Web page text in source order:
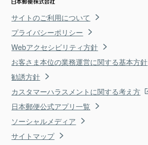
サイトのご利用について
プライバシーポリシー
Webアクセシビリティ方針
お客さま本位の業務運営に関する基本方針
勧誘方針
カスタマーハラスメントに関する考え方
日本郵便公式アプリ一覧
ソーシャルメディア
サイトマップ